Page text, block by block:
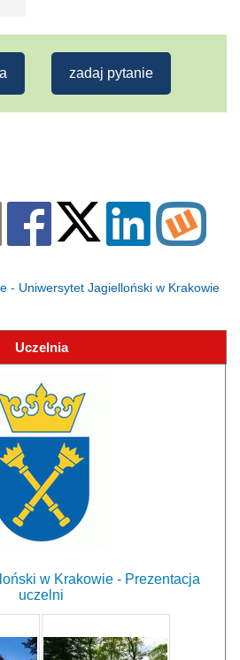
zadaj pytanie
- Uniwersytet Jagielloński w Krakowie
Uczelnia
w Krakowie - Prezentacja
uczelni